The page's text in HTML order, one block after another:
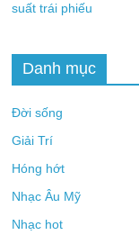
suất trái phiếu
Danh mục
Đời sống
Giải Trí
Hóng hớt
Nhạc Âu Mỹ
Nhạc hot